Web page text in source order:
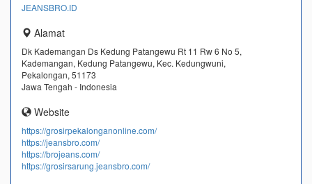
JEANSBRO.ID
Alamat
Dk Kademangan Ds Kedung Patangewu Rt 11 Rw 6 No 5,
Kademangan, Kedung Patangewu, Kec. Kedungwuni,
Pekalongan, 51173
Jawa Tengah - Indonesia
Website
https://grosirpekalonganonline.com/
https://jeansbro.com/
https://brojeans.com/
https://grosirsarung.jeansbro.com/